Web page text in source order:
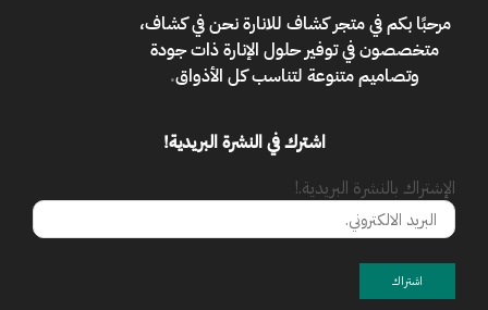
مرحبًا بكم فيمتجر كشاف للانارةنحن في كشاف،
متخصصون في توفير حلول الإنارة ذات جودة
وتصاميم متنوعة لتناسب كل الأذواق.
اشترك في النشرة البريدية!
الإشتراك بالنشرة البريدية.!